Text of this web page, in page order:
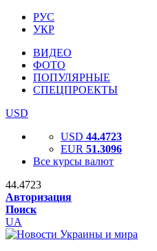
РУС
УКР
ВИДЕО
ФОТО
ПОПУЛЯРНЫЕ
СПЕЦПРОЕКТЫ
USD
USD 44.4723
EUR 51.3096
Все курсы валют
44.4723
Авторизация
Поиск
UA